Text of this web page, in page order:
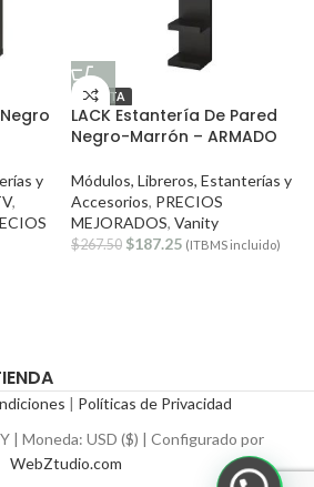
y
,
OFERTA
LACK Estantería De Pared
Negro-Marrón – ARMADO
Módulos, Libreros, Estanterías y
Accesorios, PRECIOS
MEJORADOS, Vanity
$267.50 $187.25 (ITBMS incluido)
| Políticas de Privacidad
| Moneda: USD ($) | Configurado por
WebZtudio.com